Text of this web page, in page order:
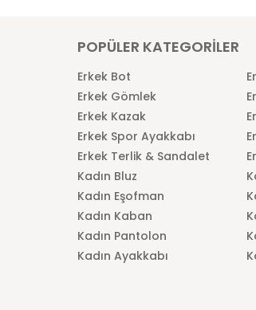
POPÜLER KATEGORİLER
Erkek Bot
Erkek Gömlek
Erkek Kazak
Erkek Spor Ayakkabı
Erkek Terlik & Sandalet
Kadın Bluz
Kadın Eşofman
Kadın Kaban
Kadın Pantolon
Kadın Ayakkabı